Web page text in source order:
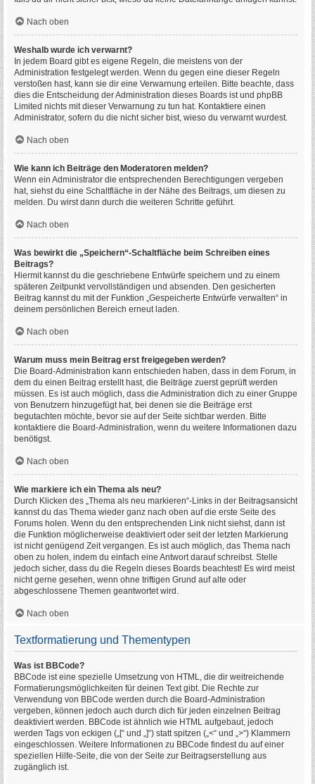
Nach oben
Weshalb wurde ich verwarnt?
In jedem Board gibt es eigene Regeln, die meistens von der
Administration festgelegt werden. Wenn du gegen eine dieser Regeln
verstoßen hast, kann sie dir eine Verwarnung erteilen. Bitte beachte, dass
dies die Entscheidung der Administration dieses Boards ist und phpBB
Limited nichts mit dieser Verwarnung zu tun hat. Kontaktiere einen
Administrator, sofern du die nicht sicher bist, wieso du verwarnt wurdest.
Nach oben
Wie kann ich Beiträge den Moderatoren melden?
Wenn ein Administrator die entsprechenden Berechtigungen vergeben
hat, siehst du eine Schaltfläche in der Nähe des Beitrags, um diesen zu
melden. Du wirst dann durch die weiteren Schritte geführt.
Nach oben
Was bewirkt die „Speichern“-Schaltfläche beim Schreiben eines
Beitrags?
Hiermit kannst du die geschriebene Entwürfe speichern und zu einem
späteren Zeitpunkt vervollständigen und absenden. Den gesicherten
Beitrag kannst du mit der Funktion „Gespeicherte Entwürfe verwalten“ in
deinem persönlichen Bereich erneut laden.
Nach oben
Warum muss mein Beitrag erst freigegeben werden?
Die Board-Administration kann entschieden haben, dass in dem Forum, in
dem du einen Beitrag erstellt hast, die Beiträge zuerst geprüft werden
müssen. Es ist auch möglich, dass die Administration dich zu einer Gruppe
von Benutzern hinzugefügt hat, bei denen sie die Beiträge erst
begutachten möchte, bevor sie auf der Seite sichtbar werden. Bitte
kontaktiere die Board-Administration, wenn du weitere Informationen dazu
benötigst.
Nach oben
Wie markiere ich ein Thema als neu?
Durch Klicken des „Thema als neu markieren“-Links in der Beitragsansicht
kannst du das Thema wieder ganz nach oben auf die erste Seite des
Forums holen. Wenn du den entsprechenden Link nicht siehst, dann ist
die Funktion möglicherweise deaktiviert oder seit der letzten Markierung
ist nicht genügend Zeit vergangen. Es ist auch möglich, das Thema nach
oben zu holen, indem du einfach eine Antwort darauf schreibst. Stelle
jedoch sicher, dass du die Regeln dieses Boards beachtest! Es wird meist
nicht gerne gesehen, wenn ohne triftigen Grund auf alte oder
abgeschlossene Themen geantwortet wird.
Nach oben
Textformatierung und Thementypen
Was ist BBCode?
BBCode ist eine spezielle Umsetzung von HTML, die dir weitreichende
Formatierungsmöglichkeiten für deinen Text gibt. Die Rechte zur
Verwendung von BBCode werden durch die Board-Administration
vergeben, können jedoch auch durch dich für jeden einzelnen Beitrag
deaktiviert werden. BBCode ist ähnlich wie HTML aufgebaut, jedoch
werden Tags von eckigen („[“ und „]“) statt spitzen („<“ und „>“) Klammern
eingeschlossen. Weitere Informationen zu BBCode findest du auf einer
speziellen Hilfe-Seite, die von der Seite zur Beitragserstellung aus
zugänglich ist.